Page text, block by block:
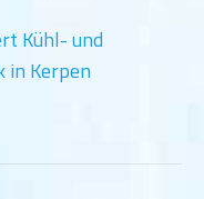
Kühl- und
in Kerpen